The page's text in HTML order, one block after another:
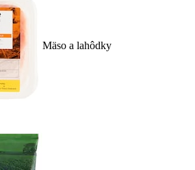
Mäso a lahôdky